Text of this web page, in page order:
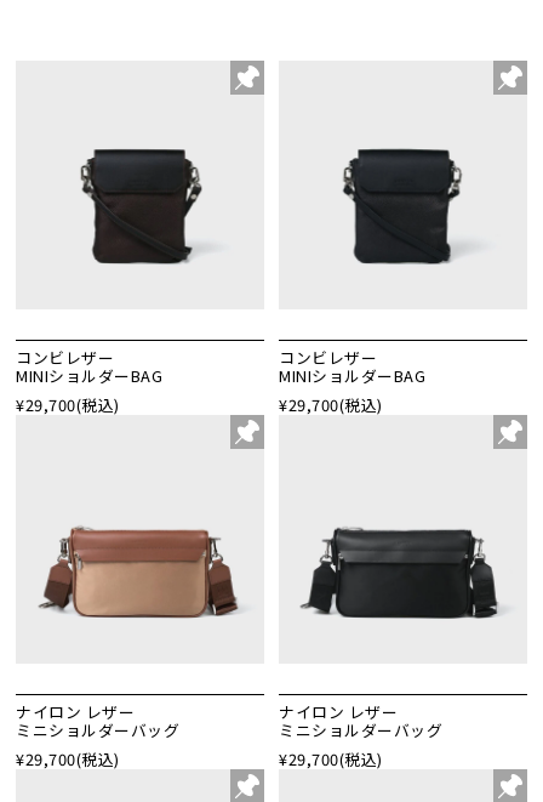
コンビレザー
MINIショルダーBAG
¥29,700(税込)
コンビレザー
MINIショルダーBAG
¥29,700(税込)
ナイロン レザー
ミニショルダーバッグ
¥29,700(税込)
ナイロン レザー
ミニショルダーバッグ
¥29,700(税込)